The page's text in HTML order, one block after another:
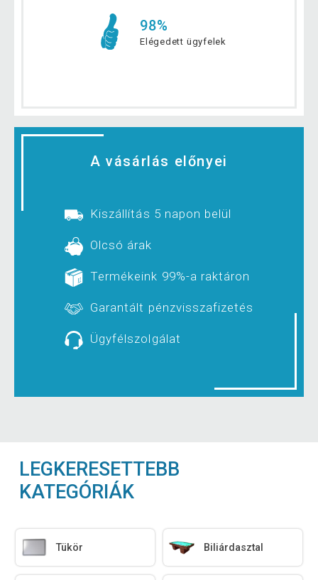
98%
Elégedett ügyfelek
A vásárlás előnyei
Kiszállítás 5 napon belül
Olcsó árak
Termékeink 99%-a raktáron
Garantált pénzvisszafizetés
Ügyfélszolgálat
LEGKERESETTEBB
KATEGÓRIÁK
Tükör Biliárdasztal